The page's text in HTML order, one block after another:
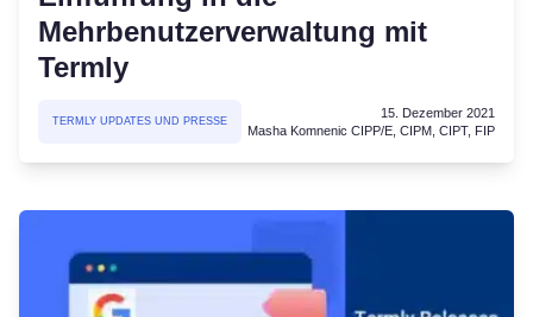
Mehrbenutzerverwaltung mit
Termly
TERMLY UPDATES UND PRESSE
15. Dezember 2021
Masha Komnenic CIPP/E, CIPM, CIPT, FIP